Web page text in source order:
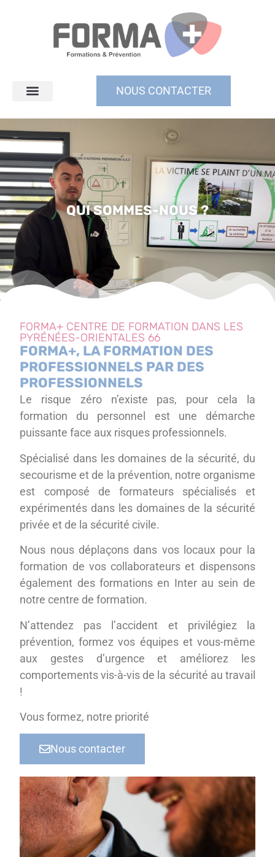
NOUS CONTACTER
QUI SOMMES-NOUS ?
FORMA+ CENTRE DE FORMATION DANS LES
PYRÉNÉES-ORIENTALES 66
FORMA+, LA FORMATION DES
PROFESSIONNELS PAR DES
PROFESSIONNELS
Le risque zéro n’existe pas, pour cela la
formation du personnel est une démarche
puissante face aux risques professionnels.
Spécialisé dans les domaines de la sécurité, du
secourisme et de la prévention, notre organisme
est composé de formateurs spécialisés et
expérimentés dans les domaines de la sécurité
privée et de la sécurité civile.
Nous nous déplaçons dans vos locaux pour la
formation de vos collaborateurs et dispensons
également des formations en Inter au sein de
notre centre de formation.
N’attendez pas l’accident et privilégiez la
prévention, formez vos équipes et vous-même
aux gestes d’urgence et améliorez les
comportements vis-à-vis de la sécurité au travail
!
Vous formez, notre priorité
Nous contacter